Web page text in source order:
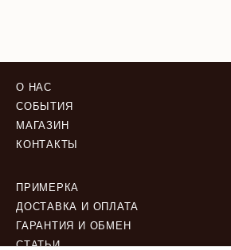
О НАС
СОБЫТИЯ
МАГАЗИН
КОНТАКТЫ
ПРИМЕРКА
ДОСТАВКА И ОПЛАТА
ГАРАНТИЯ И ОБМЕН
СТАТЬИ